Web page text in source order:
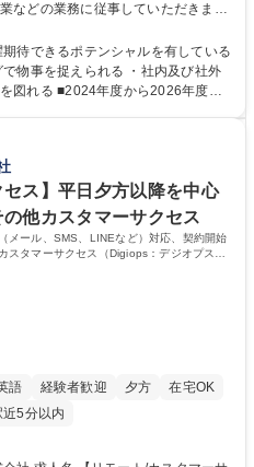
などの業務に従事していただきま
の勤労業務 ■海外に関係する各種業
社後の配属
、本人の適性及び将来のキャリアを
す。 【育成】OJTでの現場育成や研
用
待できるポテンシャルを有している
物事を捉えられる ・社内及び社外
ら2026年度ま
安定化や気候変動による自然災害の
解決の重要性が高まっています。
能な社会の実現に貢献してまいりま
語学力： 資格：
セス】平日夕方以降を中心
他カスタマーサクセス
メール、SMS、LINEなど）対応、契約開始
タマーサクセス（Digiops：デジオプス）
語 経験者歓迎 夕方
在宅OK
近5分以内